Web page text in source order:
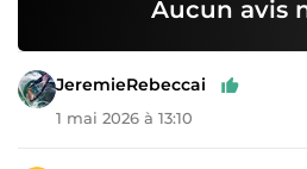
Aucun avis
JeremieRebeccai
1 mai 2026 à 13:10